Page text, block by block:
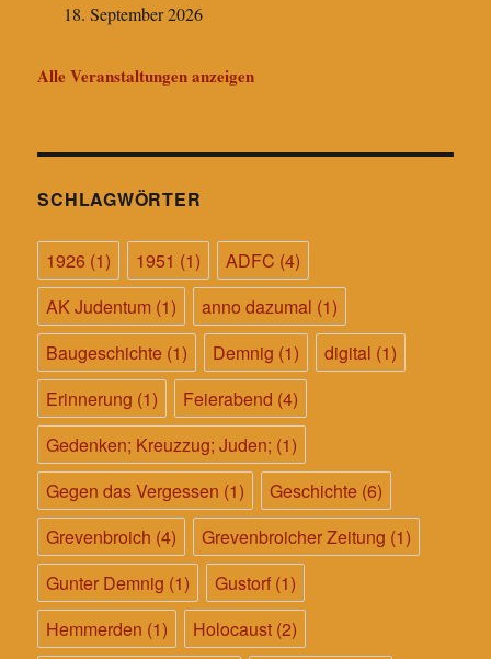
18. September 2026
Alle Veranstaltungen anzeigen
SCHLAGWÖRTER
1926 (1) 1951 (1) ADFC (4)
AK Judentum (1) anno dazumal (1)
Baugeschichte (1) Demnig (1) digital (1)
Erinnerung (1) Feierabend (4)
Gedenken; Kreuzzug; Juden; (1)
Gegen das Vergessen (1) Geschichte (6)
Grevenbroich (4) Grevenbroicher Zeitung (1)
Gunter Demnig (1) Gustorf (1)
Hemmerden (1) Holocaust (2)